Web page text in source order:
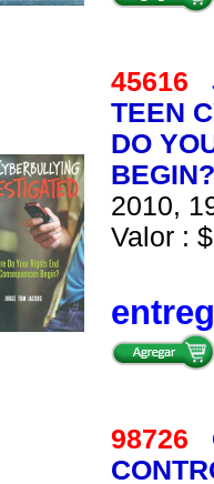
45616
TEEN
DO
BEGIN?
2010,
Valor :
98726